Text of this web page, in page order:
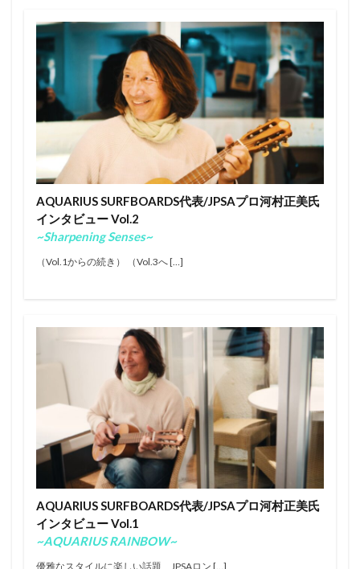
AQUARIUS SURFBOARDS代表/JPSAプロ河村正美氏
インタビュー Vol.2
~Sharpening Senses~
（Vol.1からの続き） （Vol.3へ […]
AQUARIUS SURFBOARDS代表/JPSAプロ河村正美氏
インタビュー Vol.1
~AQUARIUS RAINBOW~
優雅なスタイルに楽しい話題、JPSAロン […]
サーフィンが好きな人と繋がりたい
サーフボード
サーフランチ
さわかみ
サンセットビーチ
ジャック・ロビンソン
ジャワ島
ショートボード
ジョアン・ディファイ
ジョエル・チューダー
ジョエルチューダー
ジョン・ジョン・フローレンス
ジョンジョンフローレンス
スイッチスタンス
スウェル
ステファニー・ギルモア
ソフトボード
タイラー・ウォーレン
タイラー・ライト
タイラーウォーレン
チーターファイブ
ノーズライディング
ノア・ディーン
ハングファイブ
ビッグウェーブ
ビッグウェーブツアー
ファイアーワイヤー
フィリッペ・トレド
フィリペ・トレド
フィンレス
ふもとっぱらキャンプ場
ブライス・ヤング
プロ
ホノルア・ブロムフィールド
ホノルアブロムフィールド
ホビー
ミック・ファニング
ミッドレングス
ミニシモンズ
モリ―・ピックラム
モリー・ピックラム
ロックダンス
ロングボード
ワキタピーク